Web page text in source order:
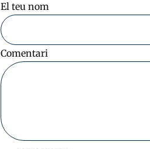
El teu nom
Comentari